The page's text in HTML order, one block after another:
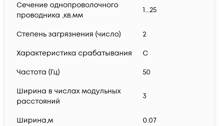
Сечение однопроволочного
проводника ,кв.мм
1...25
Степень загрязнения (число) 2
Характеристика срабатывания C
Частота (Гц) 50
Ширина в числах модульных
расстояний
3
Ширина,м 0.07